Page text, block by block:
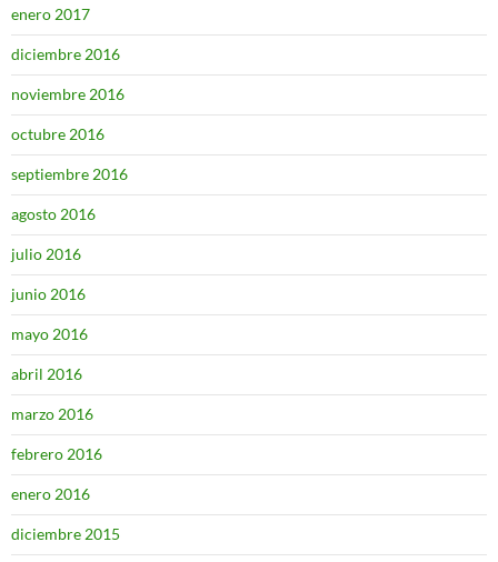
enero 2017
diciembre 2016
noviembre 2016
octubre 2016
septiembre 2016
agosto 2016
julio 2016
junio 2016
mayo 2016
abril 2016
marzo 2016
febrero 2016
enero 2016
diciembre 2015